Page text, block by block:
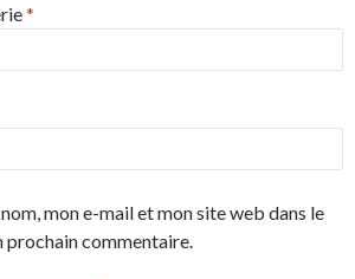
*
mon e-mail et mon site web dans le
commentaire.